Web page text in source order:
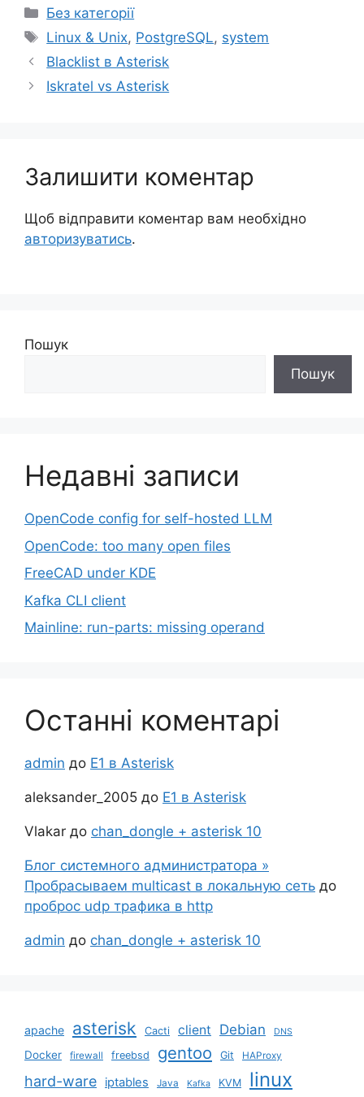
Категорії
Без категорії
Позначки
Linux & Unix, PostgreSQL, system
Blacklist в Asterisk
Iskratel vs Asterisk
Залишити коментар
Щоб відправити коментар вам необхідно
авторизуватись.
Пошук
Пошук
Недавні записи
OpenCode config for self-hosted LLM
OpenCode: too many open files
FreeCAD under KDE
Kafka CLI client
Mainline: run-parts: missing operand
Останні коментарі
admin до Е1 в Asterisk
aleksander_2005 до Е1 в Asterisk
Vlakar до chan_dongle + asterisk 10
Блог системного администратора »
Пробрасываем multicast в локальную сеть до
проброс udp трафика в http
admin до chan_dongle + asterisk 10
apache asterisk Cacti client Debian DNS
Docker firewall freebsd gentoo Git HAProxy
hard-ware iptables Java Kafka KVM linux